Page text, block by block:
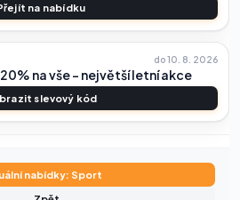
na nabídku
do 10. 8. 2026
na vše – největší letní akce
slevový kód
nabídky: Sport